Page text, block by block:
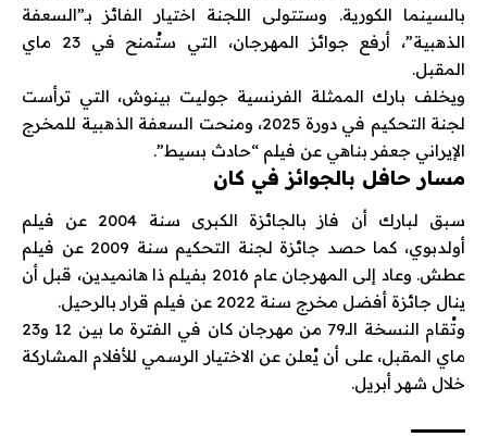
بالسينما الكورية. وستتولى اللجنة اختيار الفائز بـ”السعفة
الذهبية”، أرفع جوائز المهرجان، التي ستُمنح في 23 ماي
المقبل.
ويخلف بارك الممثلة الفرنسية جوليت بينوش، التي ترأست
لجنة التحكيم في دورة 2025، ومنحت السعفة الذهبية للمخرج
الإيراني جعفر بناهي عن فيلم “حادث بسيط”.
مسار حافل بالجوائز في كان
سبق لبارك أن فاز بالجائزة الكبرى سنة 2004 عن فيلم
أولدبوي، كما حصد جائزة لجنة التحكيم سنة 2009 عن فيلم
عطش. وعاد إلى المهرجان عام 2016 بفيلم ذا هانميدين، قبل أن
ينال جائزة أفضل مخرج سنة 2022 عن فيلم
قرار بالرحيل.
وتُقام النسخة الـ79 من مهرجان كان في الفترة ما بين 12 و23
ماي المقبل، على أن يُعلن عن الاختيار الرسمي للأفلام المشاركة
خلال شهر أبريل.